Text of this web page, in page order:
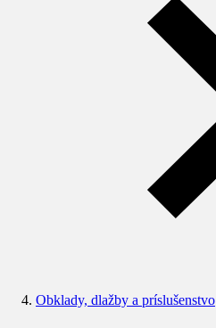
Obklady, dlažby a príslušenstvo